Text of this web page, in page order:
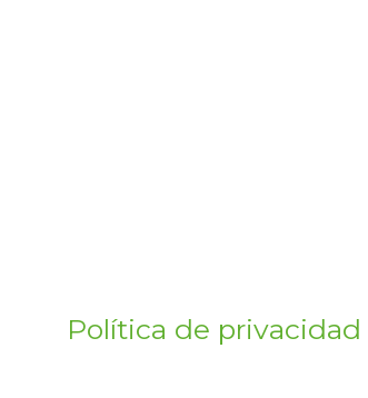
Política de privacidad